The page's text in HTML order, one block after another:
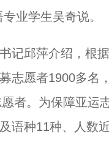
业学生吴奇说。
邱萍介绍，根据
志愿者1900多名
者。为保障亚运
语种11种、人数